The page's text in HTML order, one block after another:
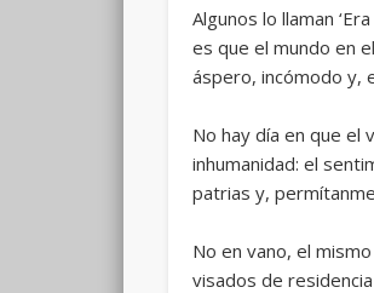
Algunos lo llaman
es que el mundo en
áspero, incómodo y,
No hay día en que el
inhumanidad: el
patrias y,
No en vano, el
visados de